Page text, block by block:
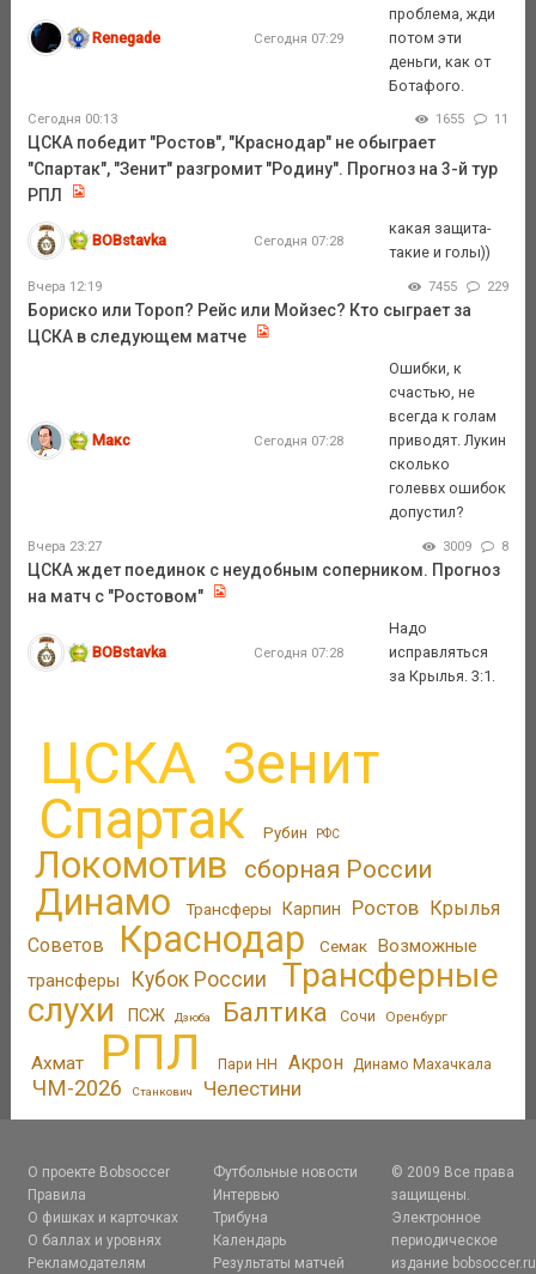
Renegade Сегодня 07:29
проблема, жди
потом эти
деньги, как от
Ботафого.
Сегодня 00:13 1655 11
ЦСКА победит "Ростов", "Краснодар" не обыграет
"Спартак", "Зенит" разгромит "Родину". Прогноз на 3-й тур
РПЛ
BOBstavka Сегодня 07:28
какая защита-
такие и голы))
Вчера 12:19 7455 229
Бориско или Тороп? Рейс или Мойзес? Кто сыграет за
ЦСКА в следующем матче
Макс Сегодня 07:28
Ошибки, к
счастью, не
всегда к голам
приводят. Лукин
сколько
голеввх ошибок
допустил?
Вчера 23:27 3009 8
ЦСКА ждет поединок с неудобным соперником. Прогноз
на матч с "Ростовом"
BOBstavka Сегодня 07:28
Надо
исправляться
за Крылья. 3:1.
ЦСКА Зенит
Спартак Рубин РФС
Локомотив сборная России
Динамо Трансферы Карпин Ростов Крылья
Советов
Краснодар Семак Возможные
трансферы
Кубок России
Трансферные
слухи
ПСЖ Дзюба Балтика Сочи Оренбург
Ахмат РПЛ Пари НН Акрон Динамо Махачкала
ЧМ-2026 Станкович Челестини
О проекте Bobsoccer
Правила
О фишках и карточках
О баллах и уровнях
Рекламодателям
Футбольные новости
Интервью
Трибуна
Календарь
Результаты матчей
© 2009 Все права
защищены.
Электронное
периодическое
издание bobsoccer.ru